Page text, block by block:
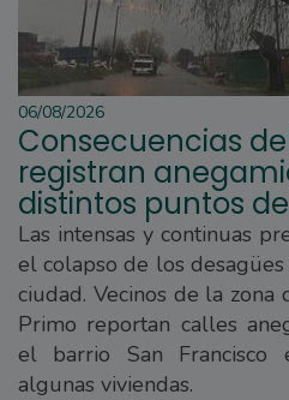
06/08/2026
Consecuencias
registran
distintos puntos
Las intensas y continuas
el colapso de los
ciudad. Vecinos de la
Primo reportan calles
el barrio San
algunas viviendas.